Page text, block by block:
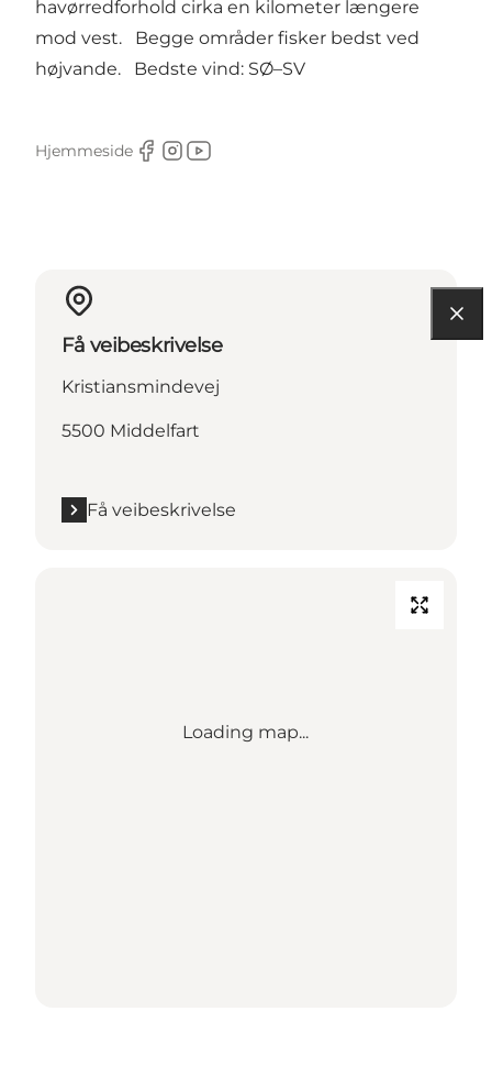
havørredforhold cirka en kilometer længere
mod vest. Begge områder fisker bedst ved
højvande. Bedste vind: SØ–SV
Hjemmeside
Facebook
Instagram
Youtube
Få veibeskrivelse
Kristiansmindevej
5500 Middelfart
Få veibeskrivelse
Loading map...